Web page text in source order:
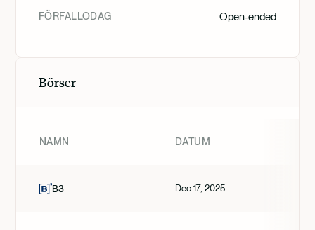
FÖRFALLODAG Open-ended
Börser
NAMN DATUM
B3 Dec 17, 2025